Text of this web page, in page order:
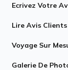
Ecrivez Votre
Lire Avis Clients
Voyage Sur
Galerie De